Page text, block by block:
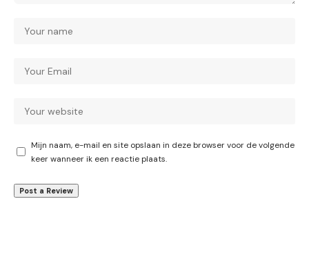
Mijn naam, e-mail en site opslaan in deze browser voor de volgende
keer wanneer ik een reactie plaats.